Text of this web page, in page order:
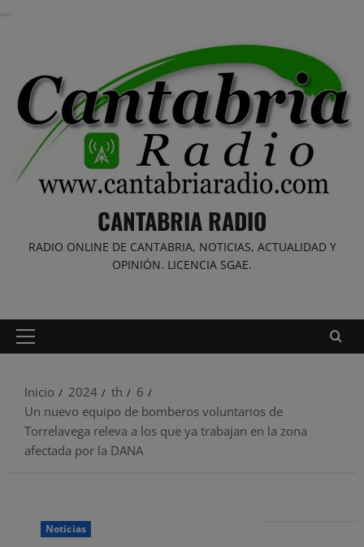
CANTABRIA RADIO
RADIO ONLINE DE CANTABRIA, NOTICIAS, ACTUALIDAD Y
OPINIÓN. LICENCIA SGAE.
Menú
Inicio
2024 th
6
Un nuevo equipo de bomberos voluntarios de
Torrelavega releva a los que ya trabajan en la zona
afectada por la DANA
Noticias